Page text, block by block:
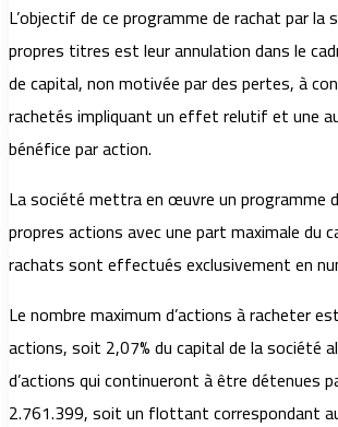
L’objectif de ce programme de rachat par
propres titres est leur annulation dans le
de capital, non motivée par des pertes, à
rachetés impliquant un effet relutif et une
bénéfice par action.
La société mettra en œuvre un programme
propres actions avec une part maximale du
rachats sont effectués exclusivement en
Le nombre maximum d’actions à racheter
actions, soit 2,07% du capital de la société
d’actions qui continueront à être détenues
2.761.399, soit un flottant correspondant